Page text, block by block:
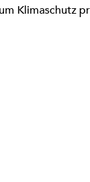
Klimaschutz